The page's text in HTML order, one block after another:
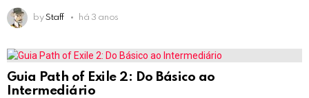
by Staff há 3 anos
Guia Path of Exile 2: Do Básico ao
Intermediário